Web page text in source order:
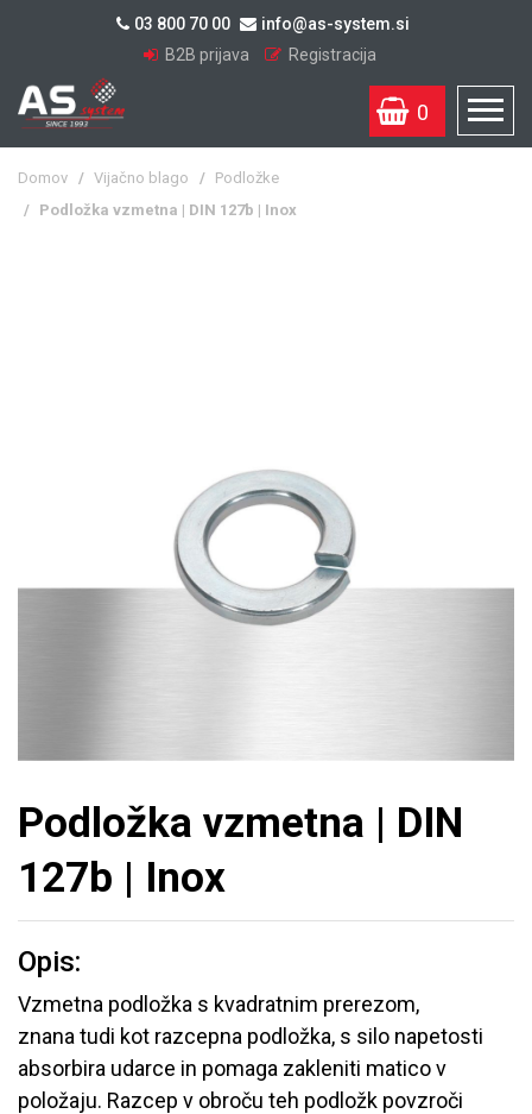
03 800 70 00
info@as-system.si
B2B prijava
Registracija
0
Domov / Vijačno blago / Podložke
/ Podložka vzmetna | DIN 127b | Inox
Podložka vzmetna | DIN
127b | Inox
Opis:
Vzmetna podložka s kvadratnim prerezom,
znana tudi kot razcepna podložka, s silo napetosti
absorbira udarce in pomaga zakleniti matico v
položaju. Razcep v obroču teh podložk povzroči